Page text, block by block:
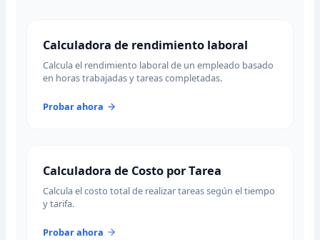
Calculadora de rendimiento laboral
Calcula el rendimiento laboral de un empleado basado
en horas trabajadas y tareas completadas.
Probar ahora
Calculadora de Costo por Tarea
Calcula el costo total de realizar tareas según el tiempo
y tarifa.
Probar ahora